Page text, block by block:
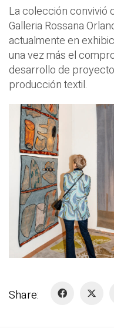
La colección convivió
Galleria Rossana
actualmente en
una vez más el
desarrollo de
producción textil.
Share: